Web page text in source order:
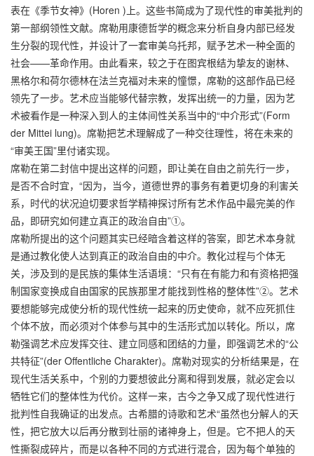
表在《季节女神》(Horen )上。这些书简成为了现代性的审美批判的
第一部纲领性文献。席勒用康德哲学的概念来分析自身内部已经发
生分裂的现代性，并设计了一套审美乌托邦，赋予艺术一种全面的
社会——革命作用。由此看来，较之于在图宾根结为挚友的谢林、
黑格尔和荷尔德林在法兰克福对未来的憧憬，席勒的这部作品已经
领先了一步。艺术应当能够代替宗教，发挥出统一的力量，因为艺
术被看作是一种深入到人的主体间性关系当中的“中介形式”(Form
der Mittei lung)。席勒把艺术理解成了一种交往理性，将在未来的
“审美王国”里付诸实现。
席勒在第二封信中提出这样的问题，即让美在自由之前先行一步，
是否不合时宜，“因为，当今，道德世界的事务有着更切身的利害关
系，时代的状况迫切要求哲学精神探讨所有艺术作品中最完美的作
品，即研究如何建立真正的政治自由”①。
席勒所提出的这个问题其实已经暗含着这样的答案，即艺术本身就
是通过教化使人达到真正的政治自由的中介。教化过程与个体无
关，涉及到的是民族的集体生活语境：“只有在有能力和有资格把强
制国家变换成自由国家的民族那里才能找到性格的整体性”②。艺术
要想能够完成使分析的现代性统一起来的历史使命，就不应死抓住
个体不放，而必须对个体参与其中的生活形式加以转化。所以，席
勒强调艺术应发挥交往、建立同感和团结的力量，即强调艺术的“公
共特征”(der Offentliche Charakter)。席勒对现实的分析结果是，在
现代生活关系中，个别的力要想彼此分离和得到发展，就必定会以
牺牲它们的整体性为代价。这样一来，古今之争又成了现代性进行
批判性自我确证的出发点。古希腊的诗歌和艺术“虽然也分解人的天
性，把它放大以后再分散到壮丽的诸神身上，但是。它不把人的天
性撕裂成碎片，而是以各种不同的方式进行混合，因为每个单独的